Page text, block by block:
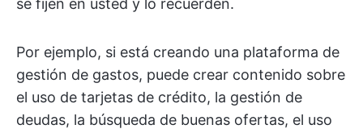
se fijen en usted y lo recuerden.
Por ejemplo, si está creando una plataforma de
gestión de gastos, puede crear contenido sobre
el uso de tarjetas de crédito, la gestión de
deudas, la búsqueda de buenas ofertas, el uso